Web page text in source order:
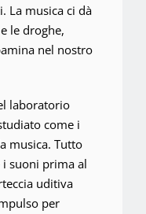
La musica ci dà
le droghe,
nel nostro
laboratorio
come i
musica. Tutto
i suoni prima al
uditiva
per